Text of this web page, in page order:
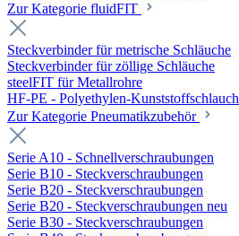
Zur Kategorie fluidFIT
Steckverbinder für metrische Schläuche
Steckverbinder für zöllige Schläuche
steelFIT für Metallrohre
HF-PE - Polyethylen-Kunststoffschlauch
Zur Kategorie Pneumatikzubehör
Serie A10 - Schnellverschraubungen
Serie B10 - Steckverschraubungen
Serie B20 - Steckverschraubungen
Serie B20 - Steckverschraubungen neu
Serie B30 - Steckverschraubungen